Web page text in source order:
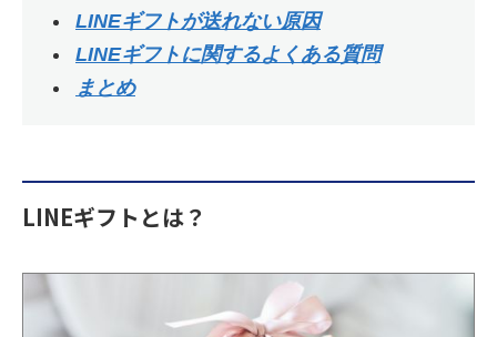
LINEギフトが送れない原因
LINEギフトに関するよくある質問
まとめ
LINEギフトとは？